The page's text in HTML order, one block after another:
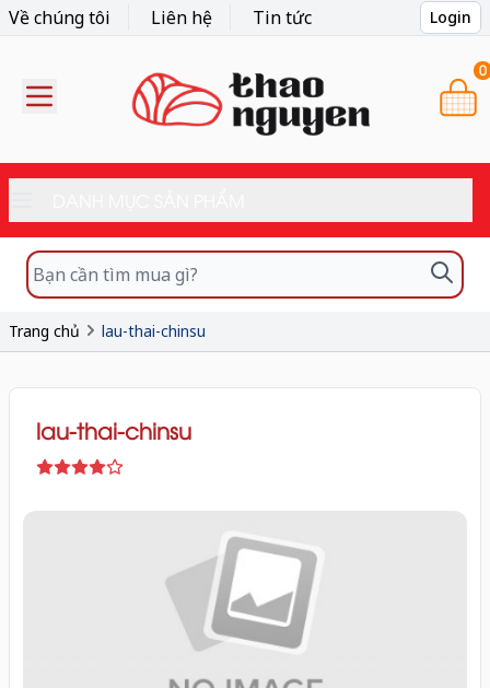
Về chúng tôi Liên hệ Tin tức Login
0
Trang chủ lau-thai-chinsu
lau-thai-chinsu